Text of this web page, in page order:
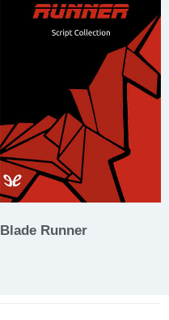
Blade Runner